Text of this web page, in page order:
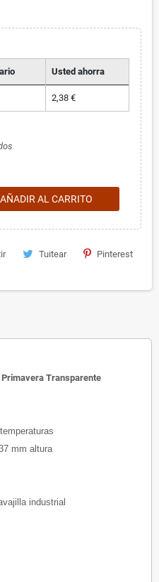
Usted ahorra
2,38 €
AÑADIR AL CARRITO
Tuitear Pinterest
Primavera Transparente
mm altura
industrial